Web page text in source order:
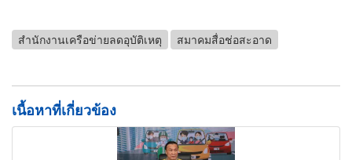
สำนักงานเครือข่ายลดอุบัติเหตุ สมาคมสื่อช่อสะอาด
เนื้อหาที่เกี่ยวข้อง